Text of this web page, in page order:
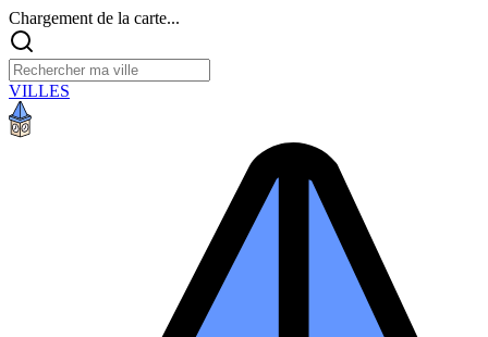
Chargement de la carte...
VILLES